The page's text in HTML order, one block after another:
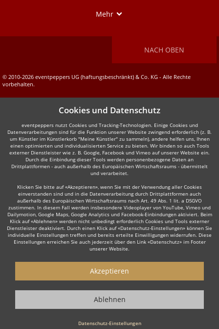
Mehr
NACH OBEN
© 2010-2026 eventpeppers UG (haftungsbeschränkt) & Co. KG - Alle Rechte
vorbehalten.
Cookies und Datenschutz
eventpeppers nutzt Cookies und Tracking-Technologien. Einige Cookies und
Datenverarbeitungen sind für die Funktion unserer Website zwingend erforderlich (z. B.
um Künstler im Künstlerkorb "Meine Künstler" zu sammeln), andere helfen uns, Ihnen
einen optimierten und individualisierten Service zu bieten. Wir binden so auch Tools
externer Dienstleister wie z. B. Google, Facebook und Vimeo auf unserer Website ein.
Durch die Einbindung dieser Tools werden personenbezogene Daten an
Drittplattformen - auch außerhalb des Europäischen Wirtschaftsraums - übermittelt
und verarbeitet.
Klicken Sie bitte auf «Akzeptieren», wenn Sie mit der Verwendung aller Cookies
einverstanden sind und in die Datenverarbeitung durch Drittplattformen auch
außerhalb des Europäischen Wirtschaftsraums nach Art. 49 Abs. 1 lit. a DSGVO
zustimmen. In diesem Fall werden insbesondere Videoplayer von YouTube, Vimeo und
Dailymotion, Google Maps, Google Analytics und Facebook-Einbindungen aktiviert. Beim
Klick auf «Ablehnen» werden nicht unbedingt erforderlich Cookies und Tools externer
Dienstleister deaktiviert. Durch einen Klick auf «Datenschutz-Einstellungen» können Sie
individuelle Einstellungen treffen und bereits erteilte Einwilligungen widerrufen. Diese
Einstellungen erreichen Sie auch jederzeit über den Link «Datenschutz» im Footer
unserer Website.
Datenschutz-Einstellungen
Akzeptieren
Ablehnen